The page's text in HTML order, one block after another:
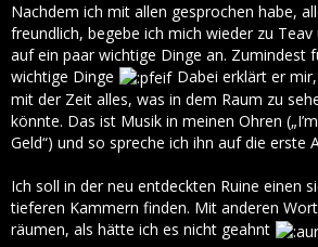
Nachdem ich mit allen gesprochen habe,
freundlich, begebe ich mich wieder zu
auf ein paar wichtige Dinge an. Zumindest
wichtige Dinge
Dabei erklärt er
mit der Zeit alles, was in dem Raum zu
könnte. Das ist Musik in meinen Ohren
Geld“) und so spreche ich ihn auf die erste
Ich soll in der neu entdeckten Ruine einen
tieferen Kammern finden. Mit anderen
räumen, als hätte ich es nicht geahnt